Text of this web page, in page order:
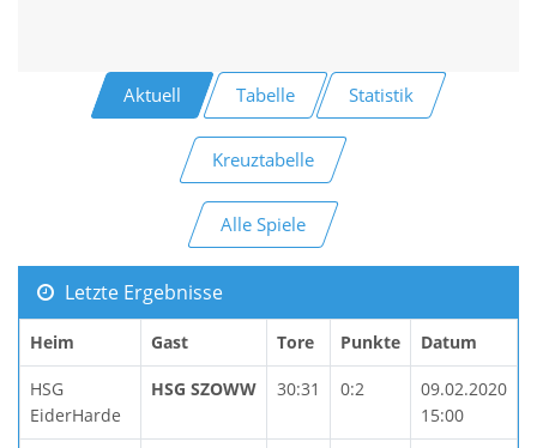
Aktuell Tabelle Statistik
Kreuztabelle
Alle Spiele
Letzte Ergebnisse
Heim Gast Tore Punkte Datum
HSG
EiderHarde
HSG SZOWW 30:31 0:2
09.02.2020
15:00